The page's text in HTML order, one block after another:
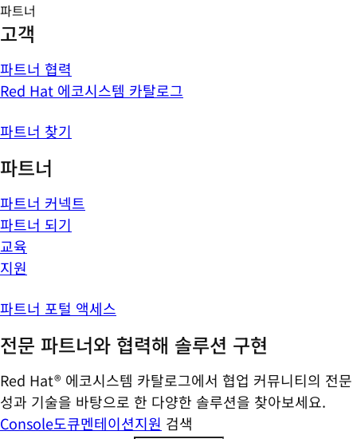
파트너
고객
파트너 협력
Red Hat 에코시스템 카탈로그
파트너 찾기
파트너
파트너 커넥트
파트너 되기
교육
지원
파트너 포털 액세스
전문 파트너와 협력해 솔루션 구현
Red Hat® 에코시스템 카탈로그에서 협업 커뮤니티의 전문
성과 기술을 바탕으로 한 다양한 솔루션을 찾아보세요.
Console도큐멘테이션지원 검색